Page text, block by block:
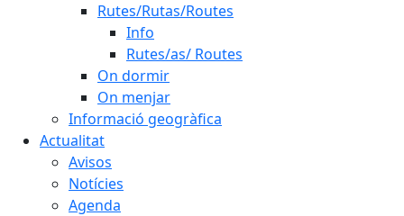
Rutes/Rutas/Routes
Info
Rutes/as/ Routes
On dormir
On menjar
Informació geogràfica
Actualitat
Avisos
Notícies
Agenda